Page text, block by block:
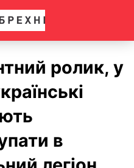
ролик, у
в